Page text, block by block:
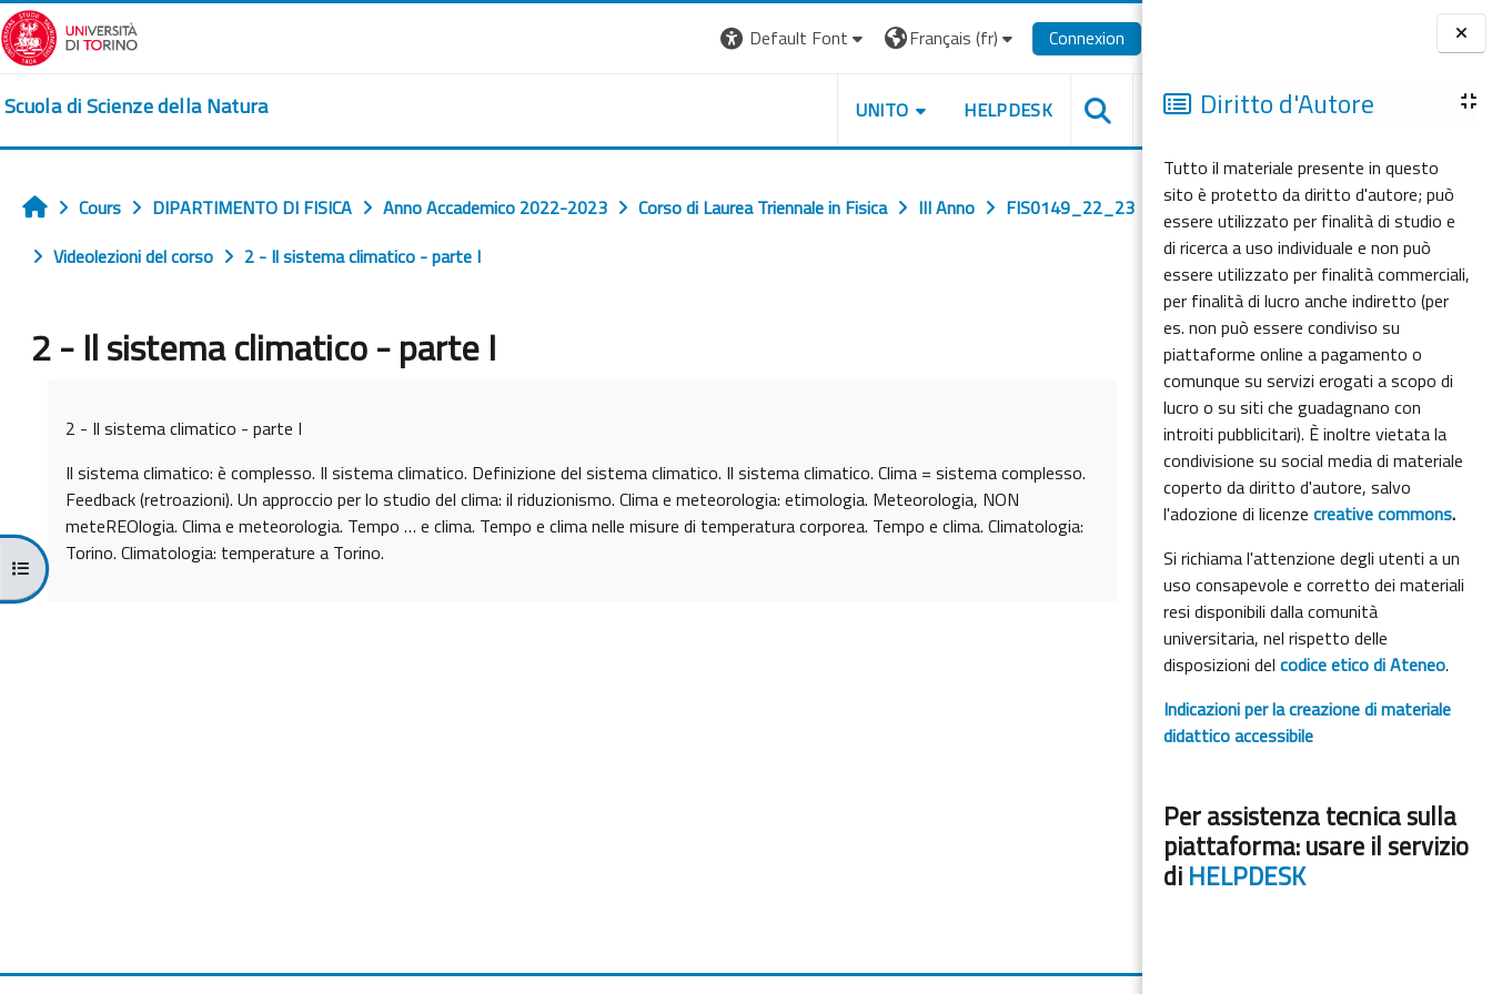
Passer au contenu principal
BlocsDiritto d'Autore
Tutto il materiale presente in questo
sito è protetto da diritto d'autore; può
essere utilizzato per finalità di studio e
di ricerca a uso individuale e non può
essere utilizzato per finalità commerciali,
per finalità di lucro anche indiretto (per
es. non può essere condiviso su
piattaforme online a pagamento o
comunque su servizi erogati a scopo di
lucro o su siti che guadagnano con
introiti pubblicitari). È inoltre vietata la
condivisione su social media di materiale
coperto da diritto d'autore, salvo
l'adozione di licenzecreative commons.
Si richiama l'attenzione degli utenti a un
uso consapevole e corretto dei materiali
resi disponibili dalla comunità
universitaria, nel rispetto delle
disposizioni delcodice etico di Ateneo.
Indicazioni per la creazione di materiale
didattico accessibile
Per assistenza tecnica sulla
piattaforma: usare il servizio
di HELPDESK
Default Font Français ‎(fr)‎ Connexion
Scuola di Scienze della Natura UNITO HELPDESK
Ouvrir l’index du cours
Accueil
Cours DIPARTIMENTO DI FISICA Anno Accademico 2022-2023 Corso di Laurea Triennale in Fisica III Anno
FIS0149_22_23
Videolezioni del corso
2 - Il sistema climatico - parte I
2 - Il sistema climatico - parte I
2 - Il sistema climatico - parte I
Il sistema climatico: è complesso. Il sistema climatico. Definizione del sistema climatico. Il sistema climatico. Clima = sistema complesso.
Feedback (retroazioni). Un approccio per lo studio del clima: il riduzionismo. Clima e meteorologia: etimologia. Meteorologia, NON
meteREOlogia. Clima e meteorologia. Tempo … e clima. Tempo e clima nelle misure di temperatura corporea. Tempo e clima. Climatologia:
Torino. Climatologia: temperature a Torino.